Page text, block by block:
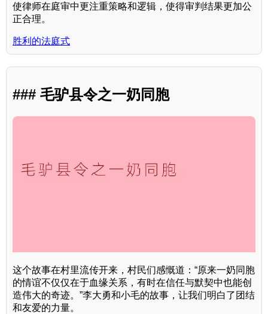
使律师在庭审中更注重策略和逻辑，使得审判结果更加公
正合理。
胜利的法庭式
### 毛驴县令之一奶同胞
这个故事在村里流传开来，村民们感慨道：“原来一奶同胞
的情谊不仅仅在于血缘关系，有时在信任与默契中也能创
造伟大的奇迹。”李大勇和小毛的故事，让我们明白了团结
和友爱的力量。